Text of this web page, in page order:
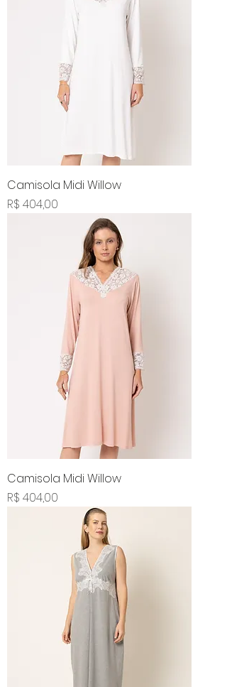
Camisola Midi Willow
Preço
R$ 404,00
Camisola Midi Willow
Preço
R$ 404,00